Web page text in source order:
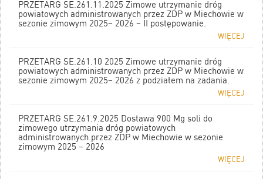
PRZETARG SE.261.11.2025 Zimowe utrzymanie dróg
powiatowych administrowanych przez ZDP w Miechowie w
sezonie zimowym 2025– 2026 – II postępowanie.
WIĘCEJ
PRZETARG SE.261.10 2025 Zimowe utrzymanie dróg
powiatowych administrowanych przez ZDP w Miechowie w
sezonie zimowym 2025– 2026 z podziałem na zadania.
WIĘCEJ
PRZETARG SE.261.9.2025 Dostawa 900 Mg soli do
zimowego utrzymania dróg powiatowych
administrowanych przez ZDP w Miechowie w sezonie
zimowym 2025 – 2026
WIĘCEJ